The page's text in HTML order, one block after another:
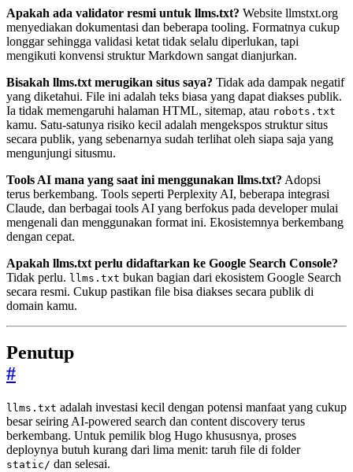
Apakah ada validator resmi untuk llms.txt? Website llmstxt.org
menyediakan dokumentasi dan beberapa tooling. Formatnya cukup
longgar sehingga validasi ketat tidak selalu diperlukan, tapi
mengikuti konvensi struktur Markdown sangat dianjurkan.
Bisakah llms.txt merugikan situs saya? Tidak ada dampak negatif
yang diketahui. File ini adalah teks biasa yang dapat diakses publik.
Ia tidak memengaruhi halaman HTML, sitemap, atau robots.txt
kamu. Satu-satunya risiko kecil adalah mengekspos struktur situs
secara publik, yang sebenarnya sudah terlihat oleh siapa saja yang
mengunjungi situsmu.
Tools AI mana yang saat ini menggunakan llms.txt? Adopsi
terus berkembang. Tools seperti Perplexity AI, beberapa integrasi
Claude, dan berbagai tools AI yang berfokus pada developer mulai
mengenali dan menggunakan format ini. Ekosistemnya berkembang
dengan cepat.
Apakah llms.txt perlu didaftarkan ke Google Search Console?
Tidak perlu. llms.txt bukan bagian dari ekosistem Google Search
secara resmi. Cukup pastikan file bisa diakses secara publik di
domain kamu.
Penutup
#
llms.txt adalah investasi kecil dengan potensi manfaat yang cukup
besar seiring AI-powered search dan content discovery terus
berkembang. Untuk pemilik blog Hugo khususnya, proses
deploynya butuh kurang dari lima menit: taruh file di folder
static/ dan selesai.